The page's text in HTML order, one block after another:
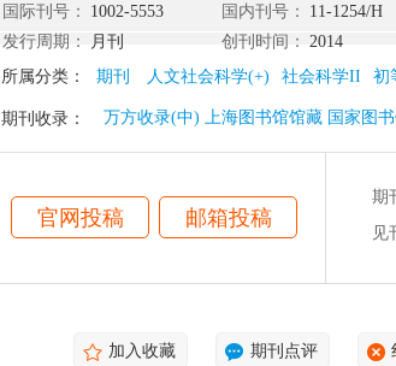
国际刊号：
1002-5553 国内刊号： 11-1254/H
发行周期：
月刊 创刊时间： 2014
所属分类：
期刊 人文社会科学(+) 社会科学II 初
期刊收录： 万方收录(中) 上海图书馆馆藏 国家图
官网投稿 邮箱投稿
期
见
加入收藏 期刊点评